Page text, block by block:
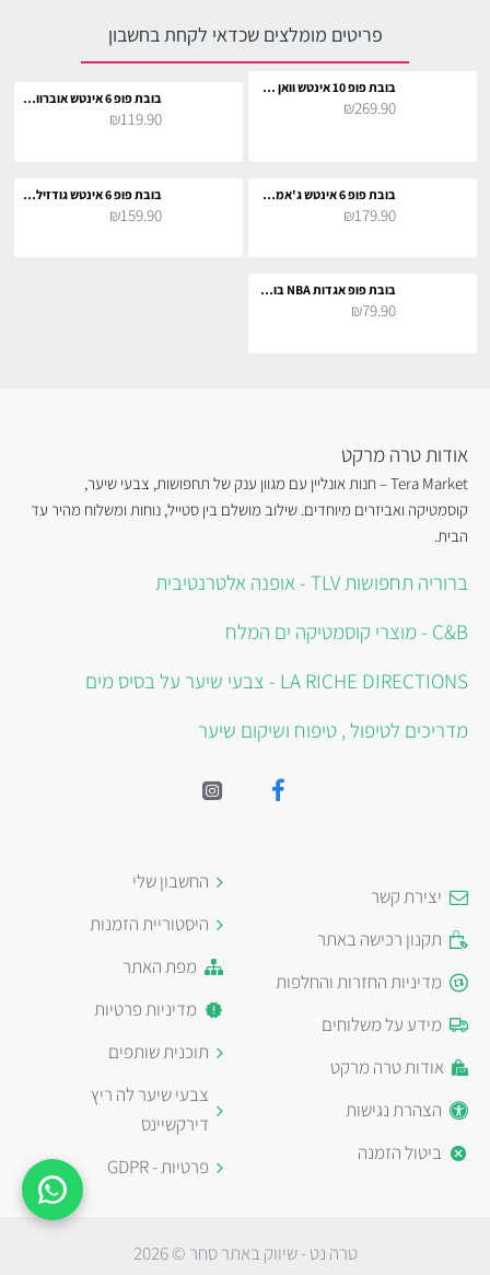
פריטים מומלצים שכדאי לקחת בחשבון
בובת פופ 10 אינטש וואן פיס סט ג'ייגרסיה
₪269.90 בובת פופ 6 אינטש אוברווטש ווינסטון
₪119.90
בובת פופ 6 אינטש ג'אמבו וואן פיס ביג מאם בקימונו
₪179.90
בובת פופ 6 אינטש גודזילה עם מיני זילה
₪159.90
בובת פופ אגדות NBA בולס מייקל ג'ורדן פלייאוף 1989
₪79.90
אודות טרה מרקט
Tera Market – חנות אונליין עם מגוון ענק של תחפושות, צבעי שיער,
קוסמטיקה ואביזרים מיוחדים. שילוב מושלם בין סטייל, נוחות ומשלוח מהיר עד
הבית.
ברוריה תחפושות TLV - אופנה אלטרנטיבית
C&B - מוצרי קוסמטיקה ים המלח
LA RICHE DIRECTIONS - צבעי שיער על בסיס מים
מדריכים לטיפול , טיפוח ושיקום שיער
יצירת קשר
תקנון רכישה באתר
מדיניות החזרות והחלפות
מידע על משלוחים
אודות טרה מרקט
הצהרת נגישות
ביטול הזמנה
החשבון שלי
היסטוריית הזמנות
מפת האתר
מדיניות פרטיות
תוכנית שותפים
צבעי שיער לה ריץ
דירקשיינס
פרטיות - GDPR
טרה נט - שיווק באתר סחר © 2026